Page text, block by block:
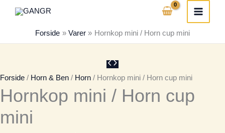
Forside Varer Hornkop mini / Horn cup mini
Forside / Horn & Ben / Horn / Hornkop mini / Horn cup mini
Hornkop mini / Horn cup
mini